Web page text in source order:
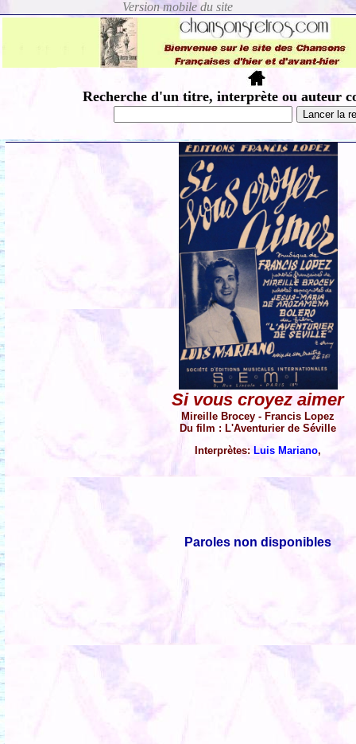
Recherche d'un titre, interprète ou auteur
Si vous croyez aimer
Mireille Brocey - Francis Lopez
Du film : L'Aventurier de Séville
Interprètes: Luis Mariano,
Paroles non disponibles